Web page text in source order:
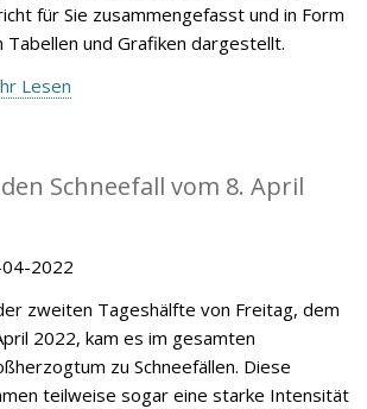
für Sie zusammengefasst und in Form
Tabellen und Grafiken dargestellt.
Lesen
Schneefall vom 8. April
2022
zweiten Tageshälfte von Freitag, dem
2022, kam es im gesamten
zu Schneefällen. Diese
teilweise sogar eine starke Intensität